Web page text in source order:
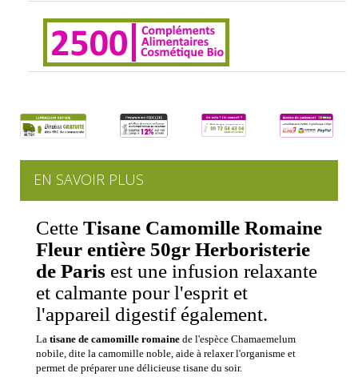
EN SAVOIR PLUS
Cette Tisane Camomille Romaine
Fleur entière 50gr Herboristerie
de Paris est une infusion relaxante
et calmante pour l'esprit et
l'appareil digestif également.
La tisane de camomille romaine de l'espèce Chamaemelum
nobile, dite la camomille noble, aide à relaxer l'organisme et
permet de préparer une délicieuse tisane du soir.